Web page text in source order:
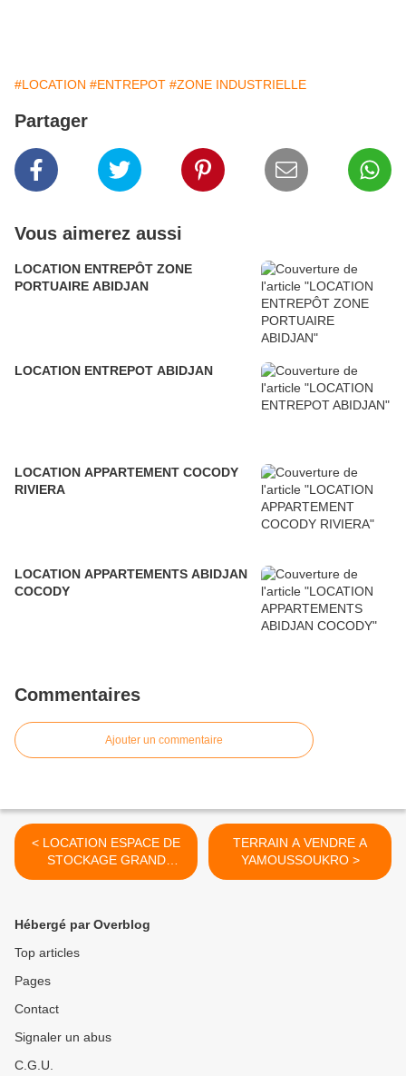
#LOCATION #ENTREPOT #ZONE INDUSTRIELLE
Partager
Vous aimerez aussi
LOCATION ENTREPÔT ZONE
PORTUAIRE ABIDJAN
LOCATION ENTREPOT ABIDJAN
LOCATION APPARTEMENT COCODY
RIVIERA
LOCATION APPARTEMENTS ABIDJAN
COCODY
Commentaires
Ajouter un commentaire
< LOCATION ESPACE DE
STOCKAGE GRAND
BASSAM
TERRAIN A VENDRE A
YAMOUSSOUKRO >
Hébergé par Overblog
Top articles
Pages
Contact
Signaler un abus
C.G.U.